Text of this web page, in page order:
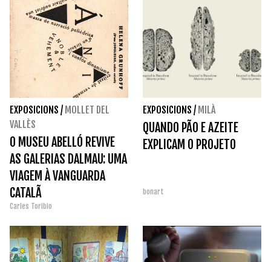
EXPOSICIONS / MOLLET DEL
VALLÈS
O MUSEU ABELLÓ REVIVE
AS GALERIAS DALMAU: UMA
VIAGEM À VANGUARDA
CATALÃ
Carles Toribio
EXPOSICIONS / MILÀ
QUANDO PÃO E AZEITE
EXPLICAM O PROJETO
bonart